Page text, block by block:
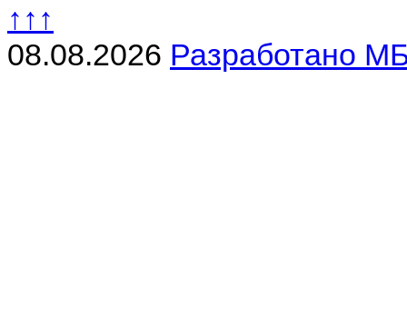
↑↑↑
08.08.2026 Разработано